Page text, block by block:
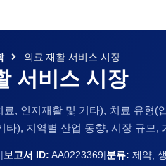
의료 재활 서비스 시장
서비스 시장
, 인지재활 및 기타), 치료 유형
타), 지역별 산업 동향, 시장 규모,
|보고서 ID: AA0223369|분류: 제약,